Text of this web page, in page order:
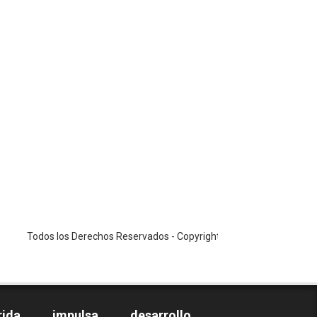
los Derechos Reservados - Copyright ©2026 / PS /